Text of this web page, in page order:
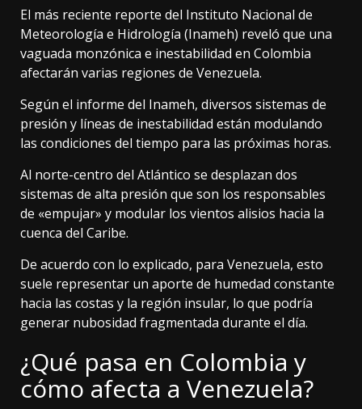
El más reciente reporte del Instituto Nacional de
Meteorología e Hidrología (Inameh) reveló que una
vaguada monzónica e inestabilidad en Colombia
afectarán varias regiones de Venezuela.
Según el informe del Inameh, diversos sistemas de
presión y líneas de inestabilidad están modulando
las condiciones del tiempo para las próximas horas.
Al norte-centro del Atlántico se desplazan dos
sistemas de alta presión que son los responsables
de «empujar» y modular los vientos alisios hacia la
cuenca del Caribe.
De acuerdo con lo explicado, para Venezuela, esto
suele representar un aporte de humedad constante
hacia las costas y la región insular, lo que podría
generar nubosidad fragmentada durante el día.
¿Qué pasa en Colombia y
cómo afecta a Venezuela?